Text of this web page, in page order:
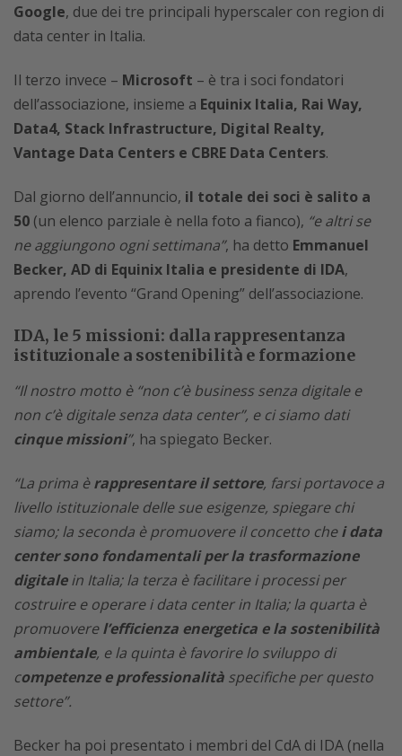
Google, due dei tre principali hyperscaler con region di
data center in Italia.
Il terzo invece – Microsoft – è tra i soci fondatori
dell’associazione, insieme a Equinix Italia, Rai Way,
Data4, Stack Infrastructure, Digital Realty,
Vantage Data Centers e CBRE Data Centers.
Dal giorno dell’annuncio, il totale dei soci è salito a
50 (un elenco parziale è nella foto a fianco), “e altri se
ne aggiungono ogni settimana”, ha detto Emmanuel
Becker, AD di Equinix Italia e presidente di IDA,
aprendo l’evento “Grand Opening” dell’associazione.
IDA, le 5 missioni: dalla rappresentanza
istituzionale a sostenibilità e formazione
“Il nostro motto è “non c’è business senza digitale e
non c’è digitale senza data center”, e ci siamo dati
cinque missioni”, ha spiegato Becker.
“La prima èrappresentare il settore, farsi portavoce a
livello istituzionale delle sue esigenze, spiegare chi
siamo; la seconda è promuovere il concetto chei data
center sono fondamentali per la trasformazione
digitalein Italia; la terza è facilitare i processi per
costruire e operare i data center in Italia; la quarta è
promuoverel’efficienza energetica e la sostenibilità
ambientale, e la quinta è favorire lo sviluppo di
competenze e professionalità specifiche per questo
settore”.
Becker ha poi presentato i membri del CdA di IDA (nella